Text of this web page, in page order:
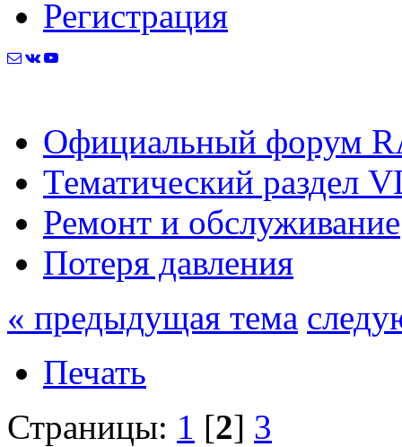
Регистрация
Официальный форум
Тематический раздел
Ремонт и обслуживание
Потеря давления
« предыдущая тема
Печать
Страницы: 1 [2] 3